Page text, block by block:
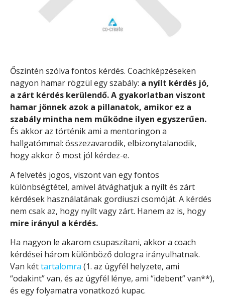
Őszintén szólva fontos kérdés. Coachképzéseken
nagyon hamar rögzül egy szabály: a nyílt kérdés jó,
a zárt kérdés kerülendő. A gyakorlatban viszont
hamar jönnek azok a pillanatok, amikor ez a
szabály mintha nem működne ilyen egyszerűen.
És akkor az történik ami a mentoringon a
hallgatómmal: összezavarodik, elbizonytalanodik,
hogy akkor ő most jól kérdez-e.
A felvetés jogos, viszont van egy fontos
különbségtétel, amivel átvághatjuk a nyílt és zárt
kérdések használatának gordiuszi csomóját. A kérdés
nem csak az, hogy nyílt vagy zárt. Hanem az is, hogy
mire irányul a kérdés.
Ha nagyon le akarom csupaszítani, akkor a coach
kérdései három különböző dologra irányulhatnak.
Van kéttartalomra (1. az ügyfél helyzete, ami
“odakint” van, és az ügyfél lénye, ami “idebent” van**),
és egy folyamatra vonatkozó kupac.